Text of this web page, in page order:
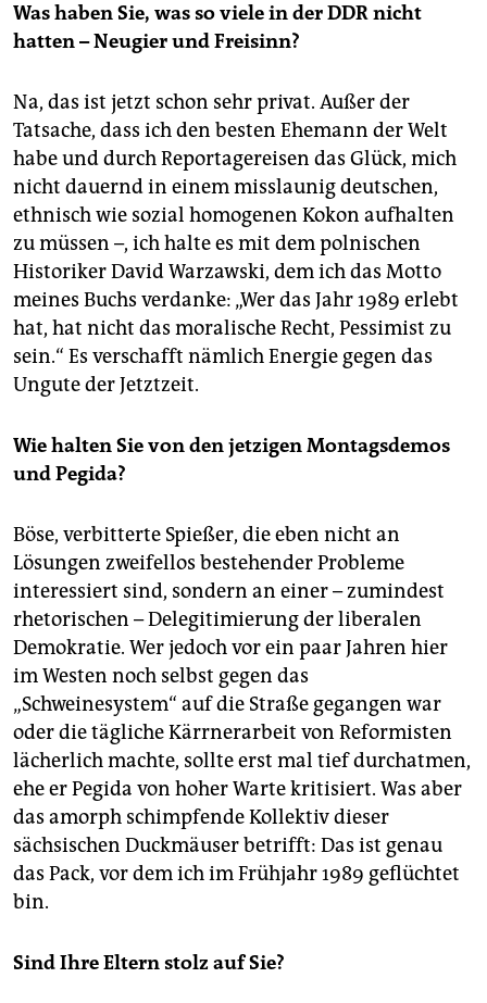
Was haben Sie, was so viele in der DDR nicht
hatten – Neugier und Freisinn?
Na, das ist jetzt schon sehr privat. Außer der
Tatsache, dass ich den besten Ehemann der Welt
habe und durch Reportagereisen das Glück, mich
nicht dauernd in einem misslaunig deutschen,
ethnisch wie sozial homogenen Kokon aufhalten
zu müssen –, ich halte es mit dem polnischen
Historiker David Warzawski, dem ich das Motto
meines Buchs verdanke: „Wer das Jahr 1989 erlebt
hat, hat nicht das moralische Recht, Pessimist zu
sein.“ Es verschafft nämlich Energie gegen das
Ungute der Jetztzeit.
Wie halten Sie von den jetzigen Montagsdemos
und Pegida?
Böse, verbitterte Spießer, die eben nicht an
Lösungen zweifellos bestehender Probleme
interessiert sind, sondern an einer – zumindest
rhetorischen – Delegitimierung der liberalen
Demokratie. Wer jedoch vor ein paar Jahren hier
im Westen noch selbst gegen das
„Schweinesystem“ auf die Straße gegangen war
oder die tägliche Kärrnerarbeit von Reformisten
lächerlich machte, sollte erst mal tief durchatmen,
ehe er Pegida von hoher Warte kritisiert. Was aber
das amorph schimpfende Kollektiv dieser
sächsischen Duckmäuser betrifft: Das ist genau
das Pack, vor dem ich im Frühjahr 1989 geflüchtet
bin.
Sind Ihre Eltern stolz auf Sie?